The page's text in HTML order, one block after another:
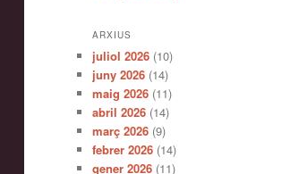
ARXIUS
juliol 2026 (10)
juny 2026 (14)
maig 2026 (11)
abril 2026 (14)
març 2026 (9)
febrer 2026 (14)
gener 2026 (11)